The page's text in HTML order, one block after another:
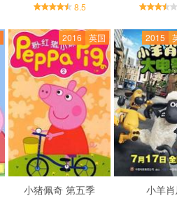
8.5
2016 英国
小猪佩奇 第五季
2015
小羊